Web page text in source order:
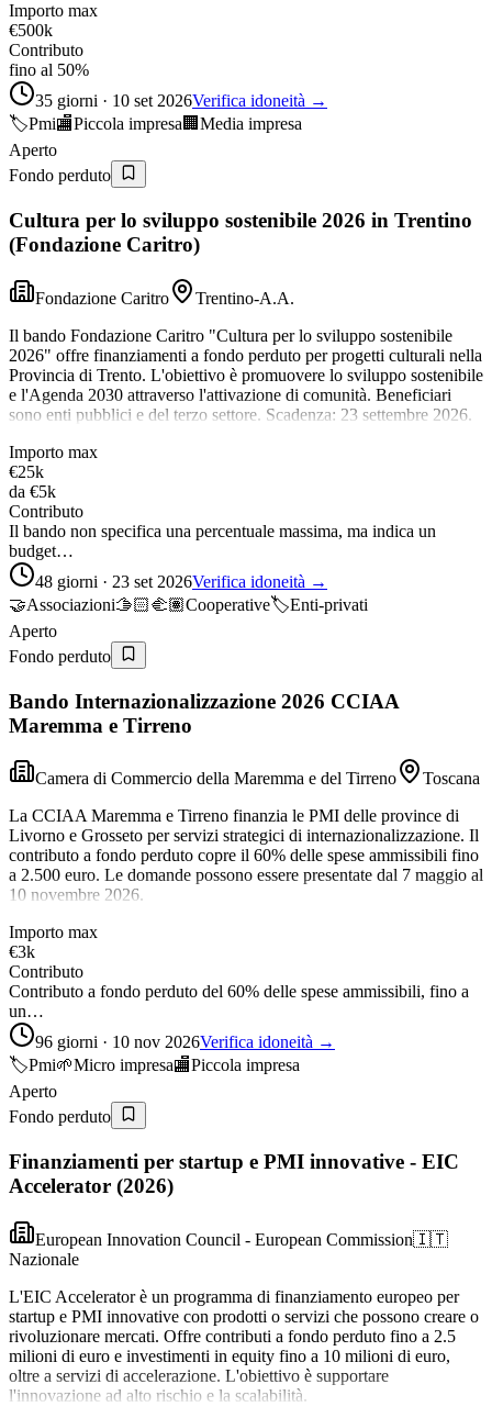
Importo max
€500k
Contributo
fino al 50%
35 giorni · 10 set 2026Verifica idoneità →
🏷️Pmi🏬Piccola impresa🏢 Media impresa
Aperto
Fondo perduto
Cultura per lo sviluppo sostenibile 2026 in Trentino
(Fondazione Caritro)
Fondazione Caritro
Trentino-A.A.
Il bando Fondazione Caritro "Cultura per lo sviluppo sostenibile
2026" offre finanziamenti a fondo perduto per progetti culturali nella
Provincia di Trento. L'obiettivo è promuovere lo sviluppo sostenibile
e l'Agenda 2030 attraverso l'attivazione di comunità. Beneficiari
sono enti pubblici e del terzo settore. Scadenza: 23 settembre 2026.
Importo max
€25k
da €5k
Contributo
Il bando non specifica una percentuale massima, ma indica un
budget…
48 giorni · 23 set 2026Verifica idoneità →
🤝Associazioni🫱🏻‍🫲🏽Cooperative🏷️Enti-privati
Aperto
Fondo perduto
Bando Internazionalizzazione 2026 CCIAA
Maremma e Tirreno
Camera di Commercio della Maremma e del Tirreno
Toscana
La CCIAA Maremma e Tirreno finanzia le PMI delle province di
Livorno e Grosseto per servizi strategici di internazionalizzazione. Il
contributo a fondo perduto copre il 60% delle spese ammissibili fino
a 2.500 euro. Le domande possono essere presentate dal 7 maggio al
10 novembre 2026.
Importo max
€3k
Contributo
Contributo a fondo perduto del 60% delle spese ammissibili, fino a
un…
96 giorni · 10 nov 2026Verifica idoneità →
🏷️Pmi🌱Micro impresa🏬Piccola impresa
Aperto
Fondo perduto
Finanziamenti per startup e PMI innovative - EIC
Accelerator (2026)
European Innovation Council - European Commission🇮🇹
Nazionale
L'EIC Accelerator è un programma di finanziamento europeo per
startup e PMI innovative con prodotti o servizi che possono creare o
rivoluzionare mercati. Offre contributi a fondo perduto fino a 2.5
milioni di euro e investimenti in equity fino a 10 milioni di euro,
oltre a servizi di accelerazione. L'obiettivo è supportare
l'innovazione ad alto rischio e la scalabilità.